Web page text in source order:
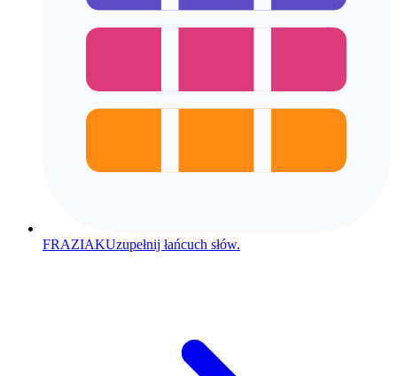
FRAZIAKUzupełnij łańcuch słów.